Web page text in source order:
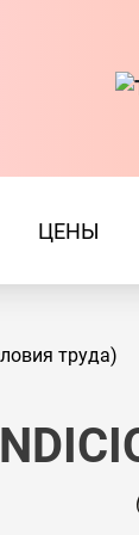
ЦЕНЫ
труда)